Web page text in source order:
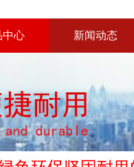
中心 新闻动态